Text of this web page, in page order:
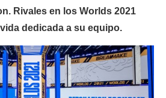
Rivales en los Worlds 2021
dedicada a su equipo.